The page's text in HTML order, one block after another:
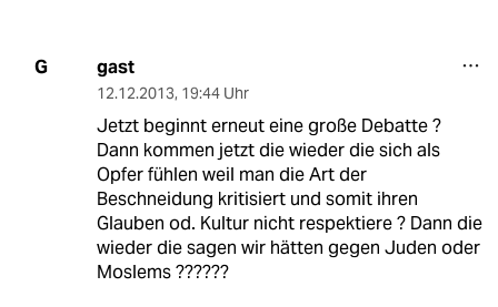
G gast
12.12.2013, 19:44 Uhr
Jetzt beginnt erneut eine große Debatte ?
Dann kommen jetzt die wieder die sich als
Opfer fühlen weil man die Art der
Beschneidung kritisiert und somit ihren
Glauben od. Kultur nicht respektiere ? Dann die
wieder die sagen wir hätten gegen Juden oder
Moslems ??????